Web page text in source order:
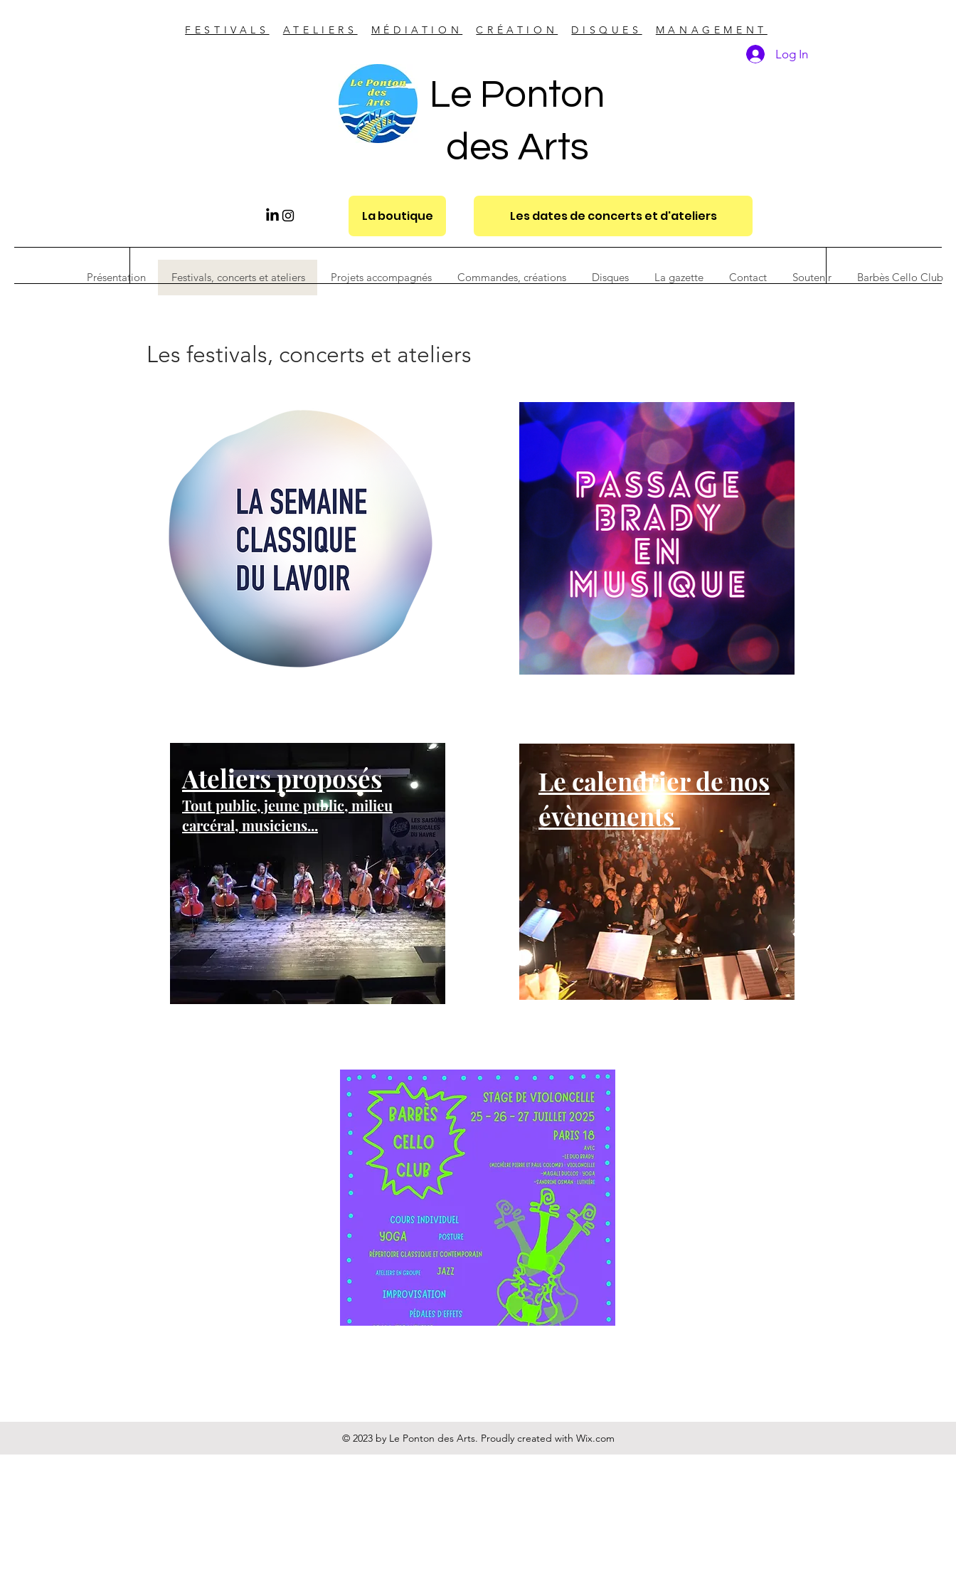
FESTIVALS ATELIERS MÉDIATION CRÉATION DISQUES MANAGEMENT
Le Ponton
des Arts
Log In
La boutique Les dates de concerts et d'ateliers
Présentation Festivals, concerts et ateliers Projets accompagnés Commandes, créations Disques La gazette Contact Soutenir Barbès Cello Club
Les festivals, concerts et ateliers
Ateliers proposés
Tout public, jeune public, milieu
carcéral, musiciens...
Le calendrier de nos
évènements
© 2023 by Le Ponton des Arts. Proudly created with Wix.com